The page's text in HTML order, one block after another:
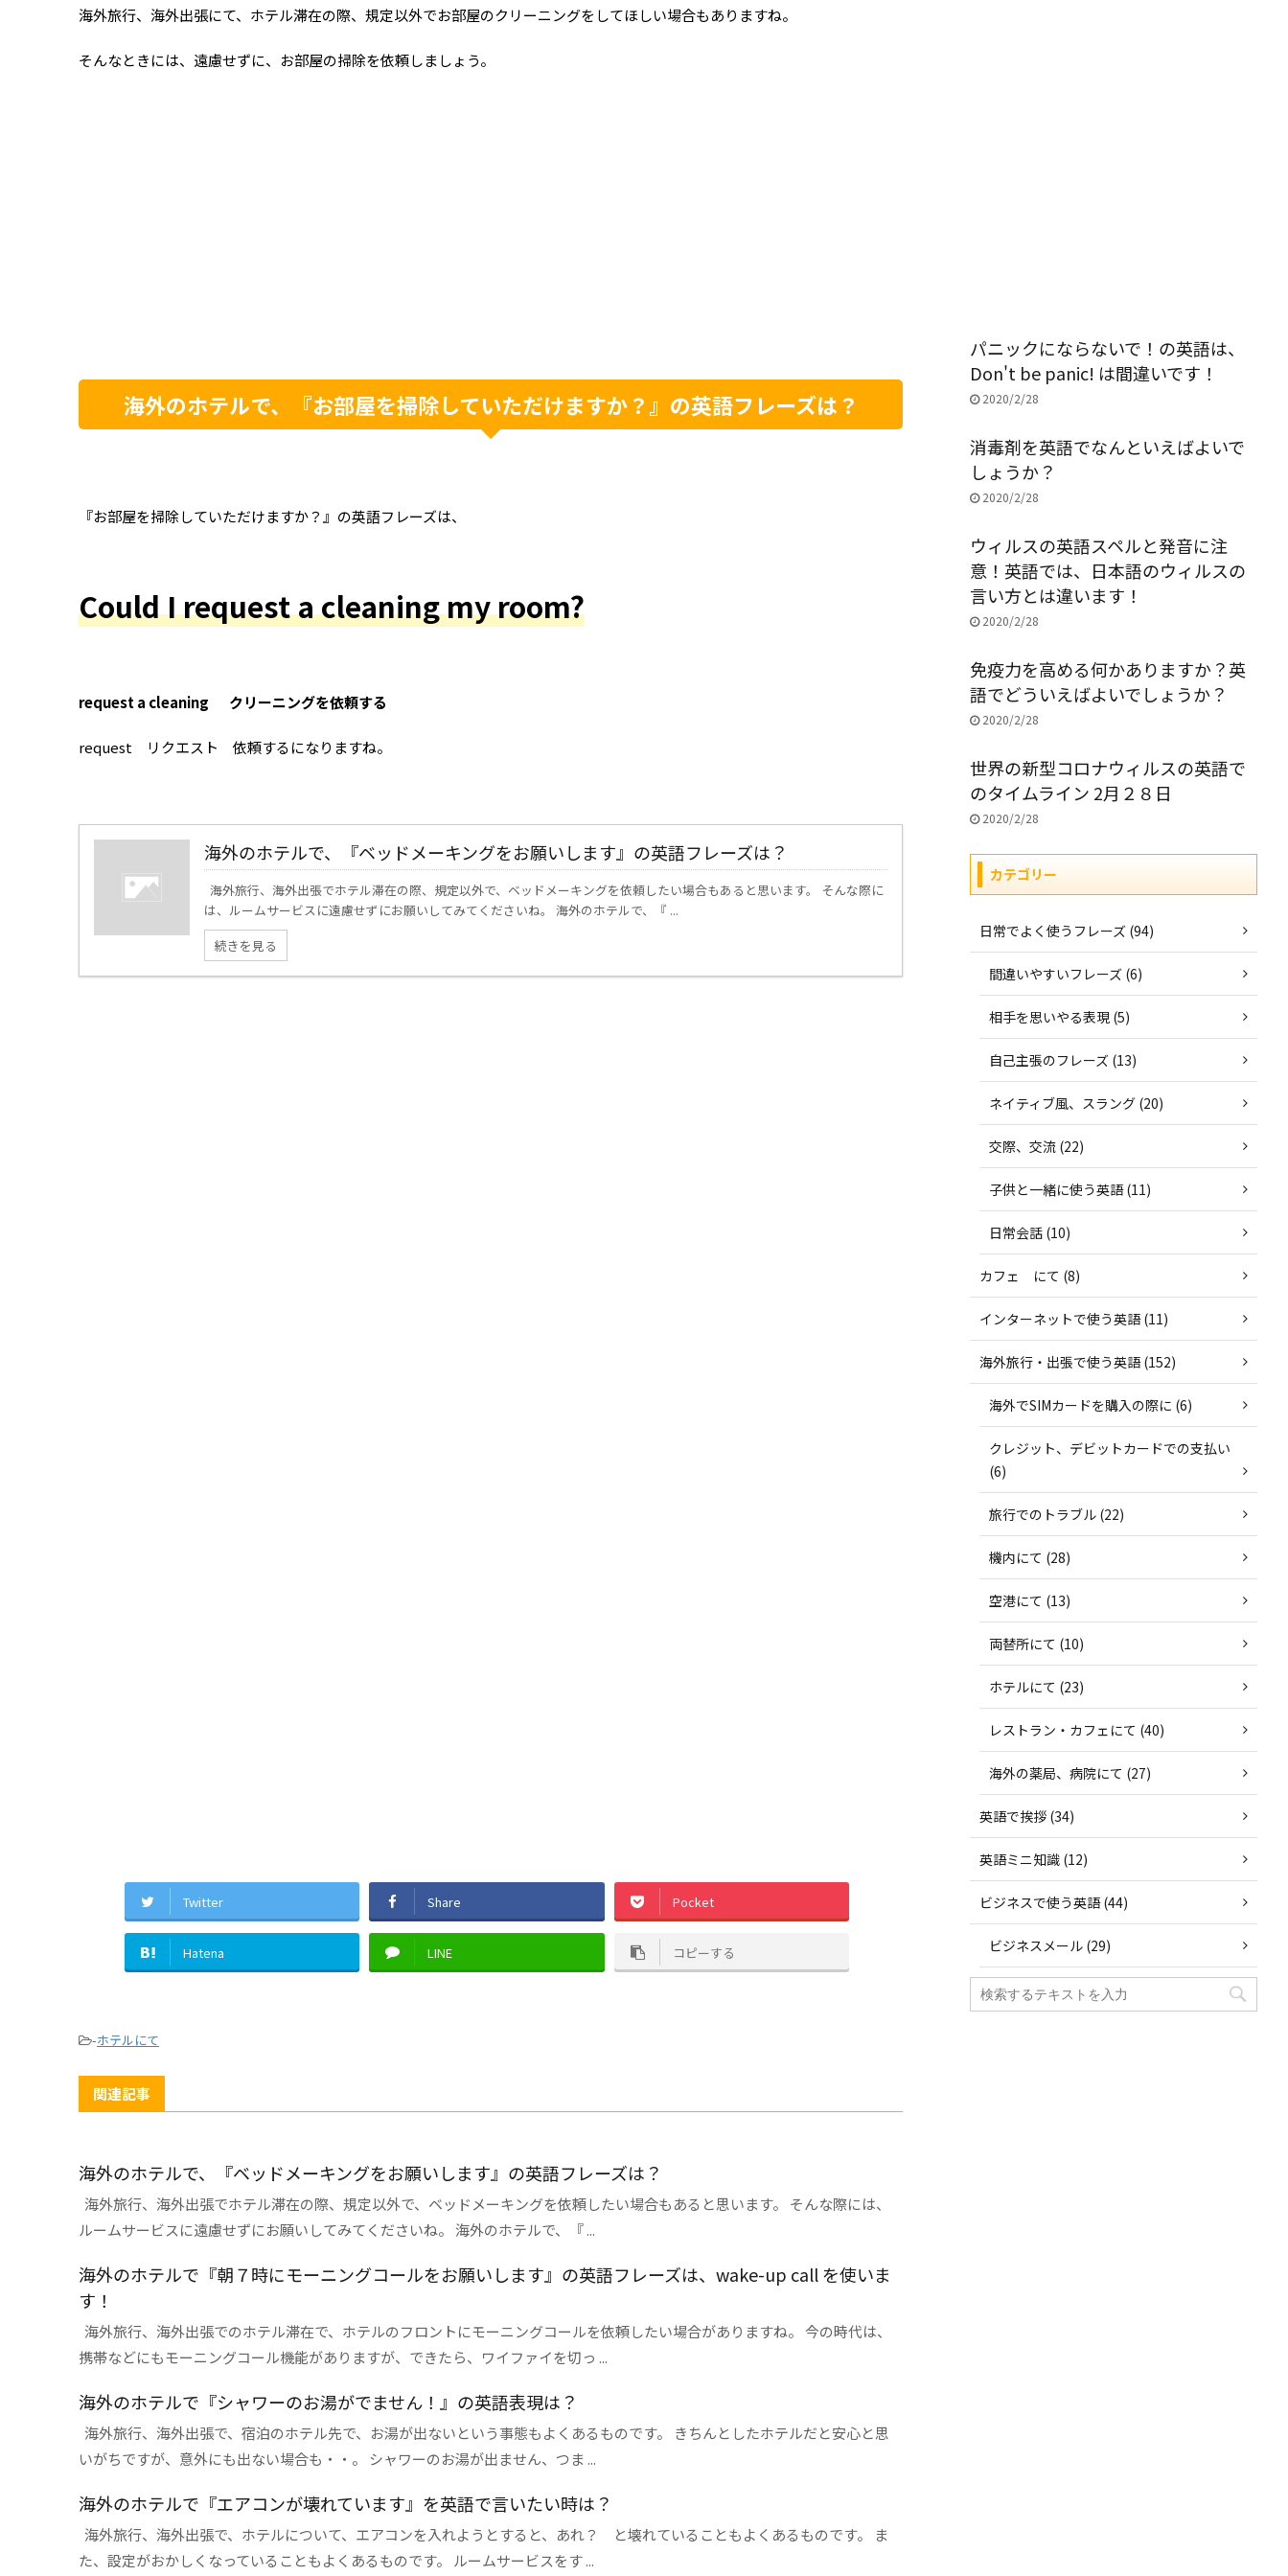
海外旅行、海外出張にて、ホテル滞在の際、規定以外でお部屋のクリーニングをしてほしい場合もありますね。
そんなときには、遠慮せずに、お部屋の掃除を依頼しましょう。
海外のホテルで、『お部屋を掃除していただけますか？』の英語フレーズは？
『お部屋を掃除していただけますか？』の英語フレーズは、
Could I request a cleaning my room?
request a cleaning クリーニングを依頼する
request リクエスト 依頼するになりますね。
海外のホテルで、『ベッドメーキングをお願いします』の英語フレーズは？
海外旅行、海外出張でホテル滞在の際、規定以外で、ベッドメーキングを依頼したい場合もあると思います。 そんな際に
は、ルームサービスに遠慮せずにお願いしてみてくださいね。 海外のホテルで、『 ...
続きを見る
Twitter Share Pocket
Hatena LINE コピーする
-ホテルにて
関連記事
海外のホテルで、『ベッドメーキングをお願いします』の英語フレーズは？
海外旅行、海外出張でホテル滞在の際、規定以外で、ベッドメーキングを依頼したい場合もあると思います。 そんな際には、
ルームサービスに遠慮せずにお願いしてみてくださいね。 海外のホテルで、『 ...
海外のホテルで『朝７時にモーニングコールをお願いします』の英語フレーズは、wake-up call を使いま
す！
海外旅行、海外出張でのホテル滞在で、ホテルのフロントにモーニングコールを依頼したい場合がありますね。 今の時代は、
携帯などにもモーニングコール機能がありますが、できたら、ワイファイを切っ ...
海外のホテルで『シャワーのお湯がでません！』の英語表現は？
海外旅行、海外出張で、宿泊のホテル先で、お湯が出ないという事態もよくあるものです。 きちんとしたホテルだと安心と思
いがちですが、意外にも出ない場合も・・。 シャワーのお湯が出ません、つま ...
海外のホテルで『エアコンが壊れています』を英語で言いたい時は？
海外旅行、海外出張で、ホテルについて、エアコンを入れようとすると、あれ？ と壊れていることもよくあるものです。 ま
た、設定がおかしくなっていることもよくあるものです。 ルームサービスをす ...
パニックにならないで！の英語は、
Don't be panic! は間違いです！
2020/2/28
消毒剤を英語でなんといえばよいで
しょうか？
2020/2/28
ウィルスの英語スペルと発音に注
意！英語では、日本語のウィルスの
言い方とは違います！
2020/2/28
免疫力を高める何かありますか？英
語でどういえばよいでしょうか？
2020/2/28
世界の新型コロナウィルスの英語で
のタイムライン 2月２８日
2020/2/28
カテゴリー
日常でよく使うフレーズ (94)
間違いやすいフレーズ (6)
相手を思いやる表現 (5)
自己主張のフレーズ (13)
ネイティブ風、スラング (20)
交際、交流 (22)
子供と一緒に使う英語 (11)
日常会話 (10)
カフェ にて (8)
インターネットで使う英語 (11)
海外旅行・出張で使う英語 (152)
海外でSIMカードを購入の際に (6)
クレジット、デビットカードでの支払い
(6)
旅行でのトラブル (22)
機内にて (28)
空港にて (13)
両替所にて (10)
ホテルにて (23)
レストラン・カフェにて (40)
海外の薬局、病院にて (27)
英語で挨拶 (34)
英語ミニ知識 (12)
ビジネスで使う英語 (44)
ビジネスメール (29)